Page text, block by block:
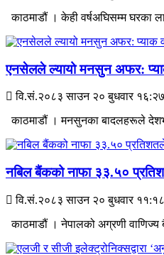
काठमाडौं । केही वर्षअघिसम्म घरका
एनसेलले ल्यायो मनसुन अफर:
वि.सं.२०८३ साउन २० बुधवार १६:२७
काठमाडौं । मनसुनका बादलहरूले
नबिल बैंकको नाफा ३३.५०
वि.सं.२०८३ साउन २० बुधवार ११:१८
काठमाडौं । नेपालको अग्रणी